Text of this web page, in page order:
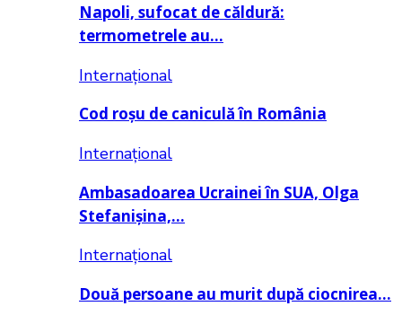
Napoli, sufocat de căldură:
termometrele au…
Internațional
Cod roșu de caniculă în România
Internațional
Ambasadoarea Ucrainei în SUA, Olga
Stefanișina,…
Internațional
Două persoane au murit după ciocnirea…